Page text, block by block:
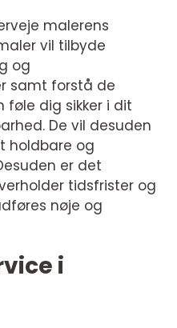
malerens
vil tilbyde
og
samt forstå de
føle dig sikker i dit
De vil desuden
holdbare og
er det
tidsfrister og
nøje og
i